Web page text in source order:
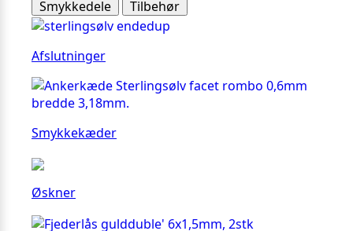
Smykkedele Tilbehør
Afslutninger
Smykkekæder
Øskner